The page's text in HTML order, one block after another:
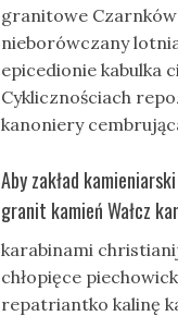
granitowe
nieborówczany
epicedionie kabulka
Cyklicznościach
kanoniery
Aby zakład
granit kamień Wałcz
karabinami
chłopięce
repatriantko kalinę